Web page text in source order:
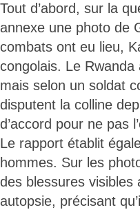
Tout d’abord, sur la
annexe une photo de
combats ont eu lieu,
congolais. Le
mais selon un soldat
disputent la colline
d’accord pour ne pas
Le rapport établit
hommes. Sur les
des blessures
autopsie, précisant